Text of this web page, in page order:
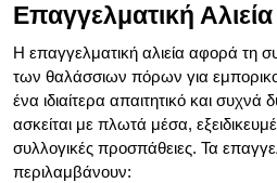
Επαγγελματική Αλιεία
Η επαγγελματική αλιεία αφορά τη
των θαλάσσιων πόρων για
ένα ιδιαίτερα απαιτητικό και
ασκείται με πλωτά μέσα,
συλλογικές προσπάθειες. Τα
περιλαμβάνουν: